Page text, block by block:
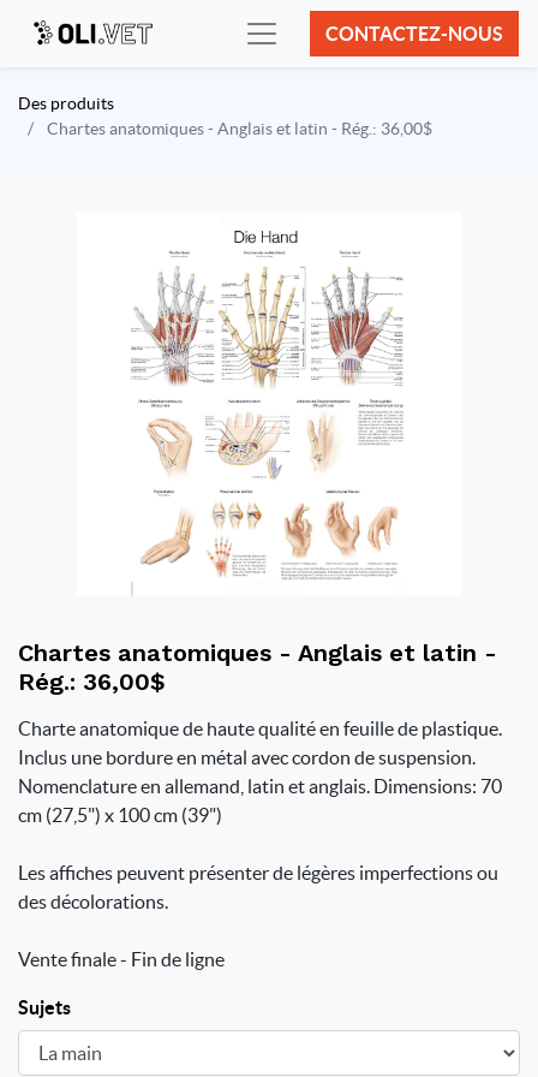
CONTACTEZ-NOUS
Des produits
Chartes anatomiques - Anglais et latin - Rég.: 36,00$
Chartes anatomiques - Anglais et latin -
Rég.: 36,00$
Charte anatomique de haute qualité en feuille de plastique.
Inclus une bordure en métal avec cordon de suspension.
Nomenclature en allemand, latin et anglais. Dimensions: 70
cm (27,5") x 100 cm (39")
Les affiches peuvent présenter de légères imperfections ou
des décolorations.
Vente finale - Fin de ligne
Sujets